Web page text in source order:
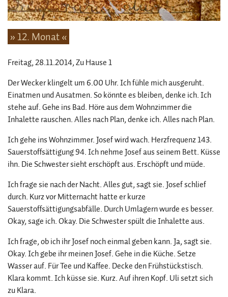
» 12. Monat «
Freitag, 28.11.2014, Zu Hause 1
Der Wecker klingelt um 6.00 Uhr. Ich fühle mich ausgeruht.
Einatmen und Ausatmen. So könnte es bleiben, denke ich. Ich
stehe auf. Gehe ins Bad. Höre aus dem Wohnzimmer die
Inhalette rauschen. Alles nach Plan, denke ich. Alles nach Plan.
Ich gehe ins Wohnzimmer. Josef wird wach. Herzfrequenz 143.
Sauerstoffsättigung 94. Ich nehme Josef aus seinem Bett. Küsse
ihn. Die Schwester sieht erschöpft aus. Erschöpft und müde.
Ich frage sie nach der Nacht. Alles gut, sagt sie. Josef schlief
durch. Kurz vor Mitternacht hatte er kurze
Sauerstoffsättigungsabfälle. Durch Umlagern wurde es besser.
Okay, sage ich. Okay. Die Schwester spült die Inhalette aus.
Ich frage, ob ich ihr Josef noch einmal geben kann. Ja, sagt sie.
Okay. Ich gebe ihr meinen Josef. Gehe in die Küche. Setze
Wasser auf. Für Tee und Kaffee. Decke den Frühstückstisch.
Klara kommt. Ich küsse sie. Kurz. Auf ihren Kopf. Uli setzt sich
zu Klara.